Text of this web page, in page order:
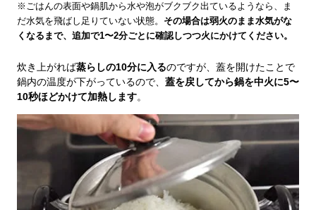
※ごはんの表面や鍋肌から水や泡がブクブク出ているようなら、ま
だ水気を飛ばし足りていない状態。 その場合は弱火のまま水気がな
くなるまで、追加で1〜2分ごとに確認しつつ火にかけてください。
炊き上がれば蒸らしの10分に入るのですが、蓋を開けたことで
鍋内の温度が下がっているので、 蓋を戻してから鍋を中火に5〜
10秒ほどかけて加熱します。